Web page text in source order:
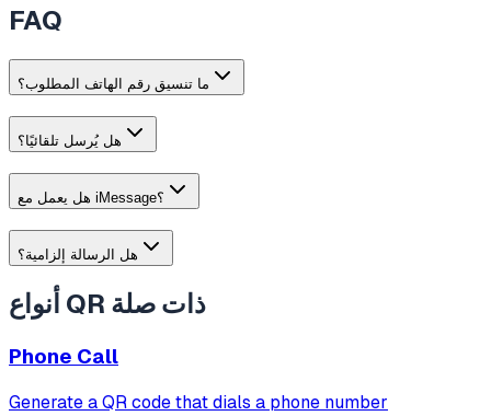
FAQ
ما تنسيق رقم الهاتف المطلوب؟
هل يُرسل تلقائيًا؟
هل يعمل مع iMessage؟
هل الرسالة إلزامية؟
أنواع QR ذات صلة
Phone Call
Generate a QR code that dials a phone number